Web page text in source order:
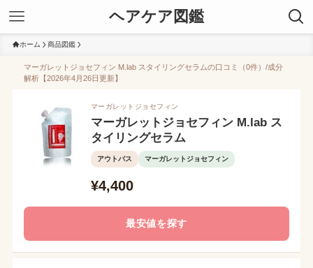
ヘアケア図鑑
ホーム 商品図鑑
マーガレットジョセフィン M.lab スタイリングセラムの口コミ（0件）/成分
解析【2026年4月26日更新】
マーガレットジョセフィン
マーガレットジョセフィン M.lab ス
タイリングセラム
アウトバス マーガレットジョセフィン
¥4,400
最安値を探す